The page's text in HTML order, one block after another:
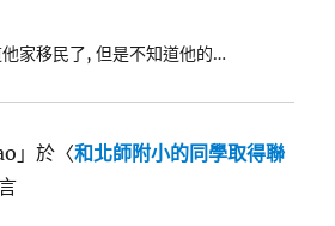
家移民了, 但是不知道他的…
」於〈和北師附小的同學取得聯